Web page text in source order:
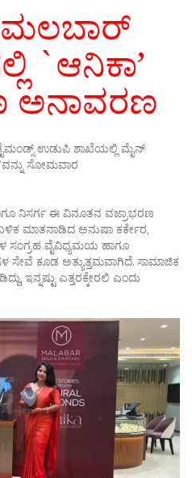
`ಆನಿಕಾ’
ಅನಾವರಣ
ಉಡುಪಿ ಶಾಖೆಯಲ್ಲಿ ಮೈನ್
ಸೋಮವಾರ
ನಿಸರ್ಗ ಈ ವಿನೂತನ ವಜ್ರಾಭರಣ
ಮಾತನಾಡಿದ ಅನುಷಾ ಕರ್ಕೇರ,
ಸಂಗ್ರಹ ವೈವಿಧ್ಯಮಯ ಹಾಗೂ
ಸೇವೆ ಕೂಡ ಅತ್ಯುತ್ತಮವಾಗಿದೆ. ಸಾಮಾಜಿಕ
ಇನ್ನಷ್ಟು ಎತ್ತರಕ್ಕೇರಲಿ ಎಂದು